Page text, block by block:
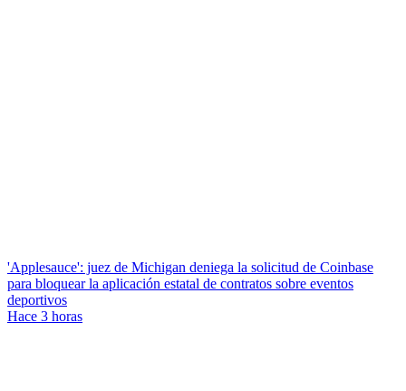
'Applesauce': juez de Michigan deniega la solicitud de Coinbase
para bloquear la aplicación estatal de contratos sobre eventos
deportivos
Hace 3 horas